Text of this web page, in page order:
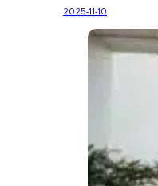
2025-11-10